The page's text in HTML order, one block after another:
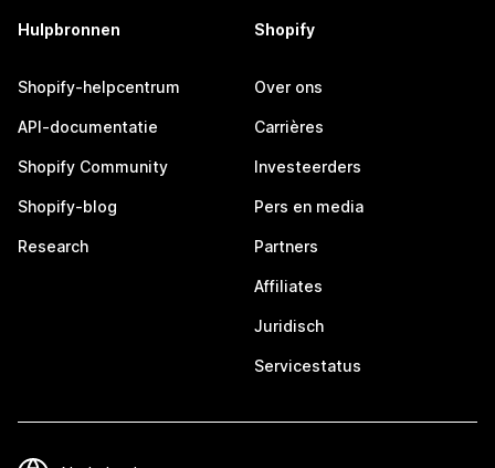
Hulpbronnen
Shopify-helpcentrum
API-documentatie
Shopify Community
Shopify-blog
Research
Shopify
Over ons
Carrières
Investeerders
Pers en media
Partners
Affiliates
Juridisch
Servicestatus